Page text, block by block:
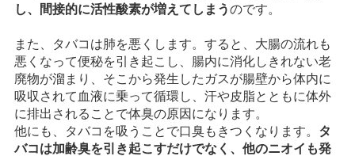
し、間接的に活性酸素が増えてしまうのです。
また、タバコは肺を悪くします。すると、大腸の流れも
悪くなって便秘を引き起こし、腸内に消化しきれない老
廃物が溜まり、そこから発生したガスが腸壁から体内に
吸収されて血液に乗って循環し、汗や皮脂とともに体外
に排出されることで体臭の原因になります。
他にも、タバコを吸うことで口臭もきつくなります。 タ
バコは加齢臭を引き起こすだけでなく、他のニオイも発